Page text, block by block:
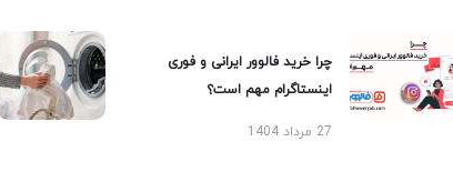
چرا خرید فالوور ایرانی و فوری
اینستاگرام مهم است؟
27 مرداد 1404